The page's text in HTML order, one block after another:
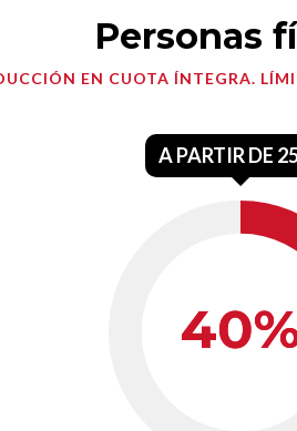
Personas
EN CUOTA ÍNTEGRA.
A PARTIR DE